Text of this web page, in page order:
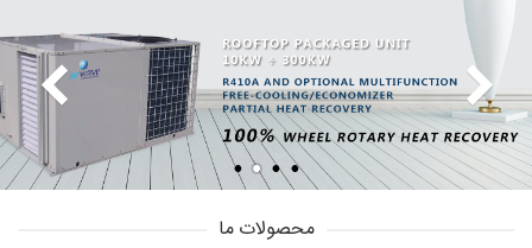
محصولات ما